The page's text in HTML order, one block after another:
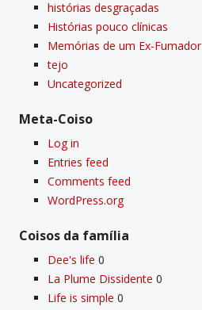
histórias desgraçadas
Histórias pouco clí­nicas
Memórias de um Ex-Fumador
tejo
Uncategorized
Meta-Coiso
Log in
Entries feed
Comments feed
WordPress.org
Coisos da famí­lia
Dee's life 0
La Plume Dissidente 0
Life is simple 0